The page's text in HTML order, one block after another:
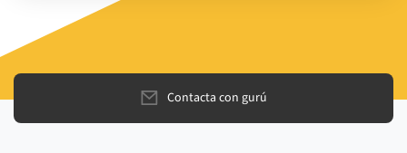
Contacta con gurú